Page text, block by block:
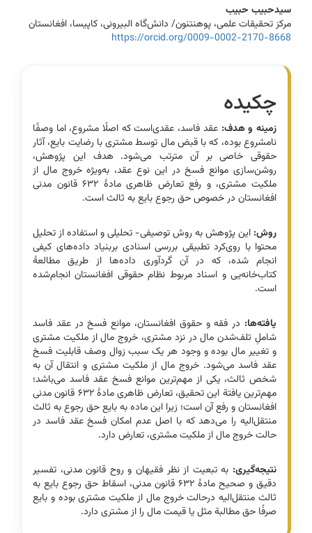
سیدحبیب حبیب
مرکز تحقیقات علمی، پوهنتنون/ دانش‌گاه البیرونی، کاپیسا، افغانستان
https://orcid.org/0009-0002-2170-8668
چکیده
زمینه و هدف: عقد فاسد، عقدی‌است که اصلًا مشروع، اما وصفًا
نامشروع بوده، که با قبض مال توسط مشتری با رضایت بایع، آثار
حقوقی خاصی بر آن مترتب می‌شود. هدف این پژوهش،
روشن‌سازی موانع فسخ در این نوع عقد، به‌ویژه خروج مال از
ملکیت مشتری، و رفع تعارض ظاهری مادۀ ۶۳۲ قانون مدنی
افغانستان در خصوص حق رجوع بایع به ثالث است.
روش: این پژوهش به روش توصیفی- تحلیلی و استفاده از تحلیل
محتوا با روی‌کرد تطبیقی بررسی اسنادی بربنیاد داده‌های کیفی
انجام شده، که در آن گردآوری داده‌ها از طریق مطالعۀ
کتاب‌خانه‌یی و اسناد مربوط نظام حقوقی افغانستان انجام‌شده
است.
یافته‌ها: در فقه و حقوق افغانستان، موانع فسخ در عقد فاسد
شاملِ تلف‌شدن مال در نزد مشتری، خروج مال از ملکیت مشتری
و تغییر مال بوده و وجود هر یک سبب زوال وصف قابلیت فسخ
عقد فاسد می‌شود. خروج مال از ملکیت مشتری و انتقال آن به
شخص ثالث، یکی از مهم‌ترین موانع فسخ عقد فاسد می‌باشد؛
مهم‌ترین یافتة این تحقیق، تعارض ظاهری مادۀ ۶۳۲ قانون مدنی
افغانستان و رفع آن است؛ زیرا این ماده به بایع حق رجوع به ثالث
منتقل‌الیه را می‌دهد که با اصل عدم امکان فسخ عقد فاسد در
حالت خروج مال از ملکیت مشتری، تعارض دارد.
نتیجه‌گیری: به تبعیت از نظر فقیهان و روح قانون مدنی، تفسیر
دقیق و صحیح مادۀ ۶۳۲ قانون مدنی، اسقاط حق رجوع بایع به
ثالث منتقل‌الیه درحالت خروج مال از ملکیت مشتری بوده و بایع
صرفًا حق مطالبة مثل یا قیمت مال را از مشتری دارد.